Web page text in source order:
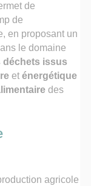
de
de
en proposant un
le domaine
déchets issus
eténergétique
des
agricole